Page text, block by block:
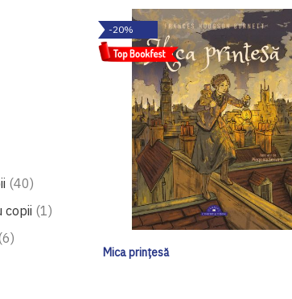
40produse
copii 1produs
6produse
-20%
Mica prințesă